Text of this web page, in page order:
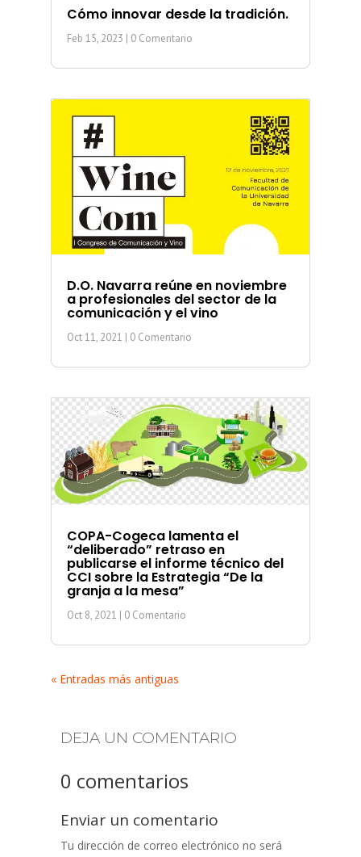
Cómo innovar desde la tradición.
Feb 15, 2023 | 0 Comentario
D.O. Navarra reúne en noviembre
a profesionales del sector de la
comunicación y el vino
Oct 11, 2021 | 0 Comentario
COPA-Cogeca lamenta el
“deliberado” retraso en
publicarse el informe técnico del
CCI sobre la Estrategia “De la
granja a la mesa”
Oct 8, 2021 | 0 Comentario
« Entradas más antiguas
DEJA UN COMENTARIO
0 comentarios
Enviar un comentario
Tu dirección de correo electrónico no será